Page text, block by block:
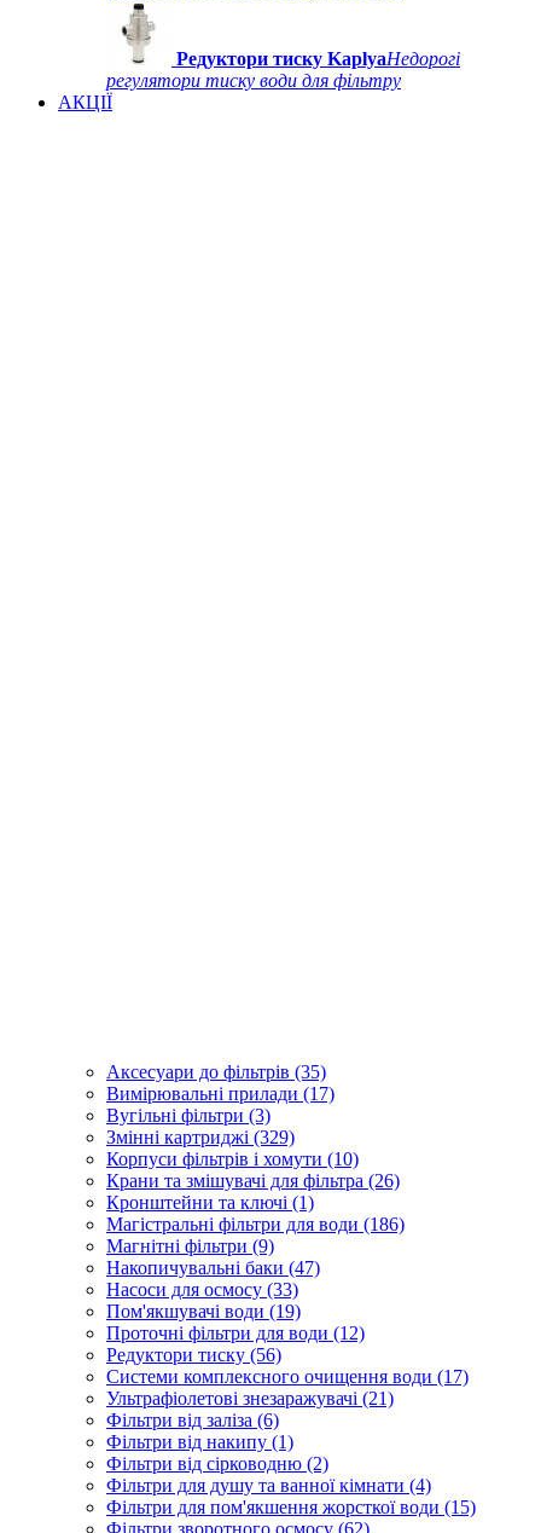
Редуктори тиску KaplyaНедорогі
регулятори тиску води для фільтру
АКЦІЇ
Аксесуари до фільтрів (35)
Вимірювальні прилади (17)
Вугільні фільтри (3)
Змінні картриджі (329)
Корпуси фільтрів і хомути (10)
Крани та змішувачі для фільтра (26)
Кронштейни та ключі (1)
Магістральні фільтри для води (186)
Магнітні фільтри (9)
Накопичувальні баки (47)
Насоси для осмосу (33)
Пом'якшувачі води (19)
Проточні фільтри для води (12)
Редуктори тиску (56)
Системи комплексного очищення води (17)
Ультрафіолетові знезаражувачі (21)
Фільтри від заліза (6)
Фільтри від накипу (1)
Фільтри від сірководню (2)
Фільтри для душу та ванної кімнати (4)
Фільтри для пом'якшення жорсткої води (15)
Фільтри зворотного осмосу (62)